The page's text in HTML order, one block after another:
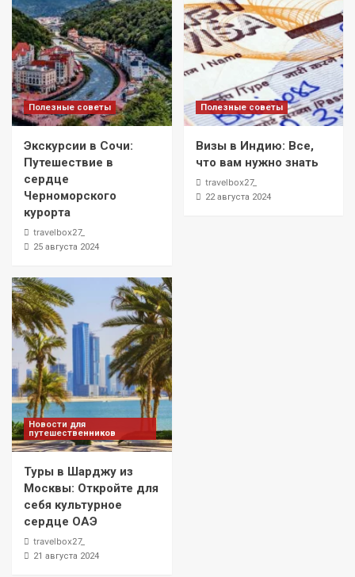
Полезные советы
Экскурсии в Сочи:
Путешествие в
сердце
Черноморского
курорта
travelbox27_
25 августа 2024
Полезные советы
Визы в Индию: Все,
что вам нужно знать
travelbox27_
22 августа 2024
Новости для
путешественников
Туры в Шарджу из
Москвы: Откройте для
себя культурное
сердце ОАЭ
travelbox27_
21 августа 2024